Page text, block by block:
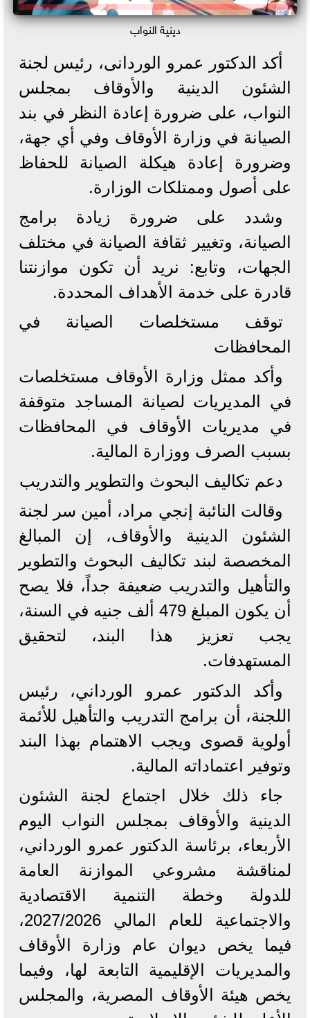
دينية النواب
أكد الدكتور عمرو الوردانى، رئيس لجنة
الشئون الدينية والأوقاف بمجلس
النواب، على ضرورة إعادة النظر في بند
الصيانة في وزارة الأوقاف وفي أي جهة،
وضرورة إعادة هيكلة الصيانة للحفاظ
على أصول وممتلكات الوزارة.
وشدد على ضرورة زيادة برامج
الصيانة، وتغيير ثقافة الصيانة في مختلف
الجهات، وتابع: نريد أن تكون موازنتنا
قادرة على خدمة الأهداف المحددة.
توقف مستخلصات الصيانة في
المحافظات
وأكد ممثل وزارة الأوقاف مستخلصات
في المديريات لصيانة المساجد متوقفة
في مديريات الأوقاف في المحافظات
بسبب الصرف ووزارة المالية.
دعم تكاليف البحوث والتطوير والتدريب
وقالت النائبة إنجي مراد، أمين سر لجنة
الشئون الدينية والأوقاف، إن المبالغ
المخصصة لبند تكاليف البحوث والتطوير
والتأهيل والتدريب ضعيفة جداً، فلا يصح
أن يكون المبلغ 479 ألف جنيه في السنة،
يجب تعزيز هذا البند، لتحقيق
المستهدفات.
وأكد الدكتور عمرو الورداني، رئيس
اللجنة، أن برامج التدريب والتأهيل للأئمة
أولوية قصوى ويجب الاهتمام بهذا البند
وتوفير اعتماداته المالية.
جاء ذلك خلال اجتماع لجنة الشئون
الدينية والأوقاف بمجلس النواب اليوم
الأربعاء، برئاسة الدكتور عمرو الورداني،
لمناقشة مشروعي الموازنة العامة
للدولة وخطة التنمية الاقتصادية
والاجتماعية للعام المالي 2027/2026،
فيما يخص ديوان عام وزارة الأوقاف
والمديريات الإقليمية التابعة لها، وفيما
يخص هيئة الأوقاف المصرية، والمجلس